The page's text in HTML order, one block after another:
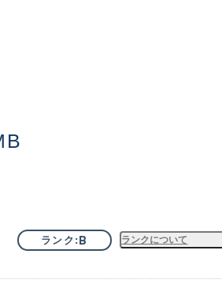
ランク B ランクについて